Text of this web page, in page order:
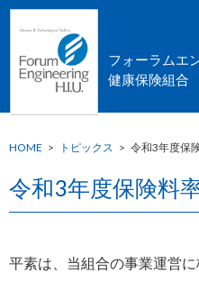
フォーラムエ
健康保険組合
HOME > トピックス > 令和3年度保
令和3年度保険料
平素は、当組合の事業運営